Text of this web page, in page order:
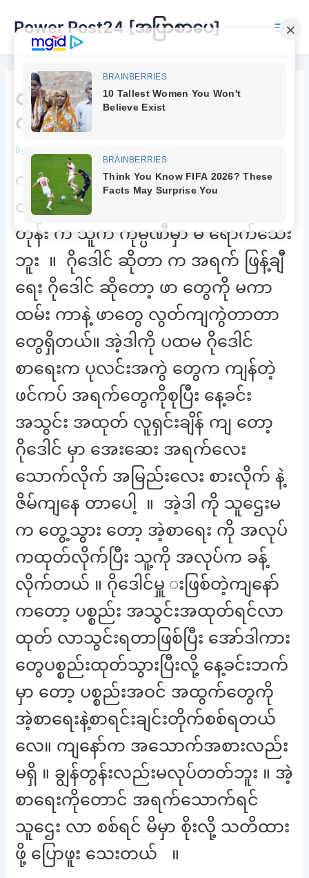
content
Power Post24 [အပြာစာပေ]
Main
တလောကလုံးမှာ အတော်ဆုံးက
ကိုပါပဲရှင်
By
ကျနော် က အရက် ဖြန့်ချီရေး ကုမ္ပဏီ
တစ်ခုရဲ့ ဂိုဒေါင်မှူး လုပ်ခဲ့ တယ် ။ အဲ့
တုန်း က သူက ကုမ္ပဏီမှာ မ ရောက်သေး
ဘူး ။ ဂိုဒေါင် ဆိုတာ က အရက် ဖြန့်ချီ
ရေး ဂိုဒေါင် ဆိုတော့ ဖာ တွေကို မကာ
ထမ်း ကာနဲ့ ဖာတွေ လွတ်ကျကွဲတာတာ
တွေရှိတယ်။ အဲ့ဒါကို ပထမ ဂိုဒေါင်
စာရေးက ပုလင်းအကွဲ တွေက ကျန်တဲ့
ဖင်ကပ် အရက်တွေကိုစုပြီး နေ့ခင်း
အသွင်း အထုတ် လူရှင်းချိန် ကျ တော့
ဂိုဒေါင် မှာ အေးဆေး အရက်လေး
သောက်လိုက် အမြည်းလေး စားလိုက် နဲ့
ဇိမ်ကျနေ တာပေါ့ ။ အဲ့ဒါ ကို သူဌေးမ
က တွေ့သွား တော့ အဲ့စာရေး ကို အလုပ်
ကထုတ်လိုက်ပြီး သူ့ကို အလုပ်က ခန့်
လိုက်တယ် ။ ဂိုဒေါင်မှူ းဖြစ်တဲ့ကျနော်
ကတော့ ပစ္စည်း အသွင်းအထုတ်ရင်လာ
ထုတ် လာသွင်းရတာဖြစ်ပြီး အော်ဒါကား
တွေပစ္စည်းထုတ်သွားပြီးလို့ နေ့ခင်းဘက်
မှာ တော့ ပစ္စည်းအဝင် အထွက်တွေကို
အဲ့စာရေးနဲ့စာရင်းချင်းတိုက်စစ်ရတယ်
လေ။ ကျနော်က အသောက်အစားလည်း
မရှိ ။ ချွန်တွန်းလည်းမလုပ်တတ်ဘူး ။ အဲ့
စာရေးကိုတောင် အရက်သောက်ရင်
သူဌေး လာ စစ်ရင် မိမှာ စိုးလို့ သတိထား
ဖို့ ပြောဖူး သေးတယ် ။